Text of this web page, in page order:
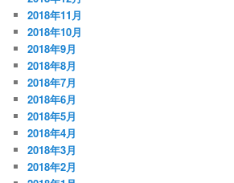
2018年11月
2018年10月
2018年9月
2018年8月
2018年7月
2018年6月
2018年5月
2018年4月
2018年3月
2018年2月